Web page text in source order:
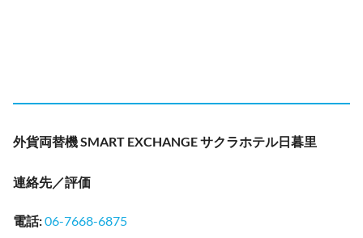
外貨両替機 SMART EXCHANGE サクラホテル日暮里
連絡先／評価
電話:06-7668-6875